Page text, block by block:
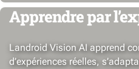
Apprendre par
Landroid Vision AI apprend
d’expériences réelles,